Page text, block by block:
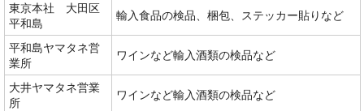
東京本社 大田区
平和島
輸入食品の検品、梱包、ステッカー貼りなど
平和島ヤマタネ営
業所
ワインなど輸入酒類の検品など
大井ヤマタネ営業
所
ワインなど輸入酒類の検品など